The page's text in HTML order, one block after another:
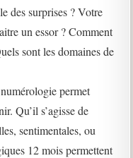
des surprises ? Votre
un essor ? Comment
sont les domaines de
permet
Qu’il s’agisse de
sentimentales, ou
12 mois permettent